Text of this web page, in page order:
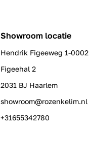
Showroom locatie
Hendrik Figeeweg 1-0002
Figeehal 2
2031 BJ Haarlem
showroom@rozenkelim.nl
+31655342780